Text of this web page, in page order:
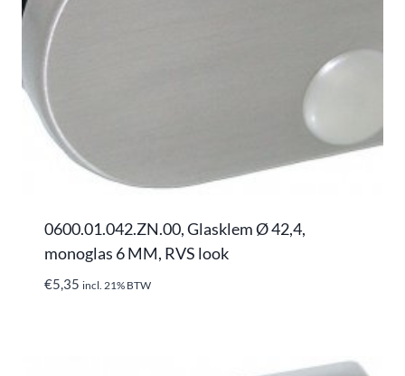
0600.01.042.ZN.00, Glasklem Ø 42,4,
monoglas 6 MM, RVS look
€5,35 incl. 21% BTW